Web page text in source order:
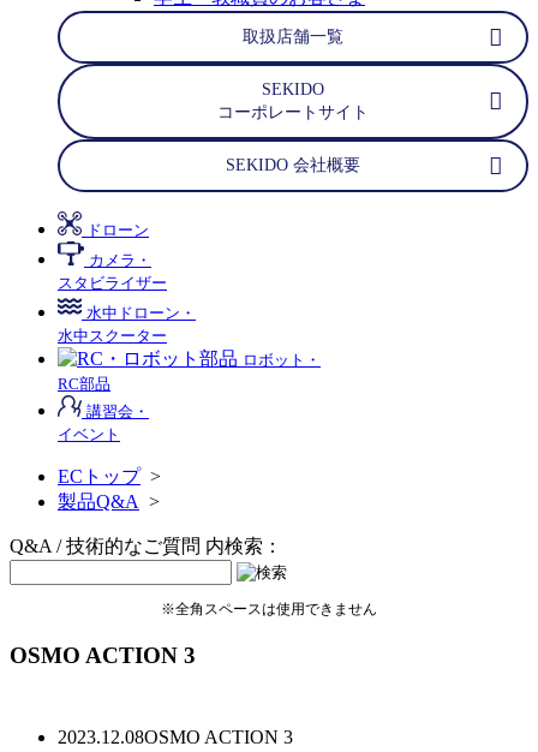
取扱店舗一覧
SEKIDO
コーポレートサイト
SEKIDO 会社概要
ドローン
カメラ・
スタビライザー
水中ドローン・
水中スクーター
ロボット・
RC部品
講習会・
イベント
ECトップ>
製品Q&A >
Q&A / 技術的なご質問 内検索：
※全角スペースは使用できません
OSMO ACTION 3
2023.12.08OSMO ACTION 3